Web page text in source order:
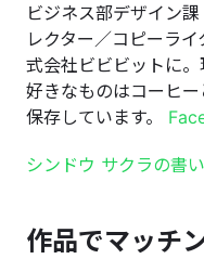
ビジネス部デザイン
レクター／コピーラ
式会社ビビビットに。
好きなものはコーヒ
保存しています。
シンドウ サクラの書
作品でマッチ